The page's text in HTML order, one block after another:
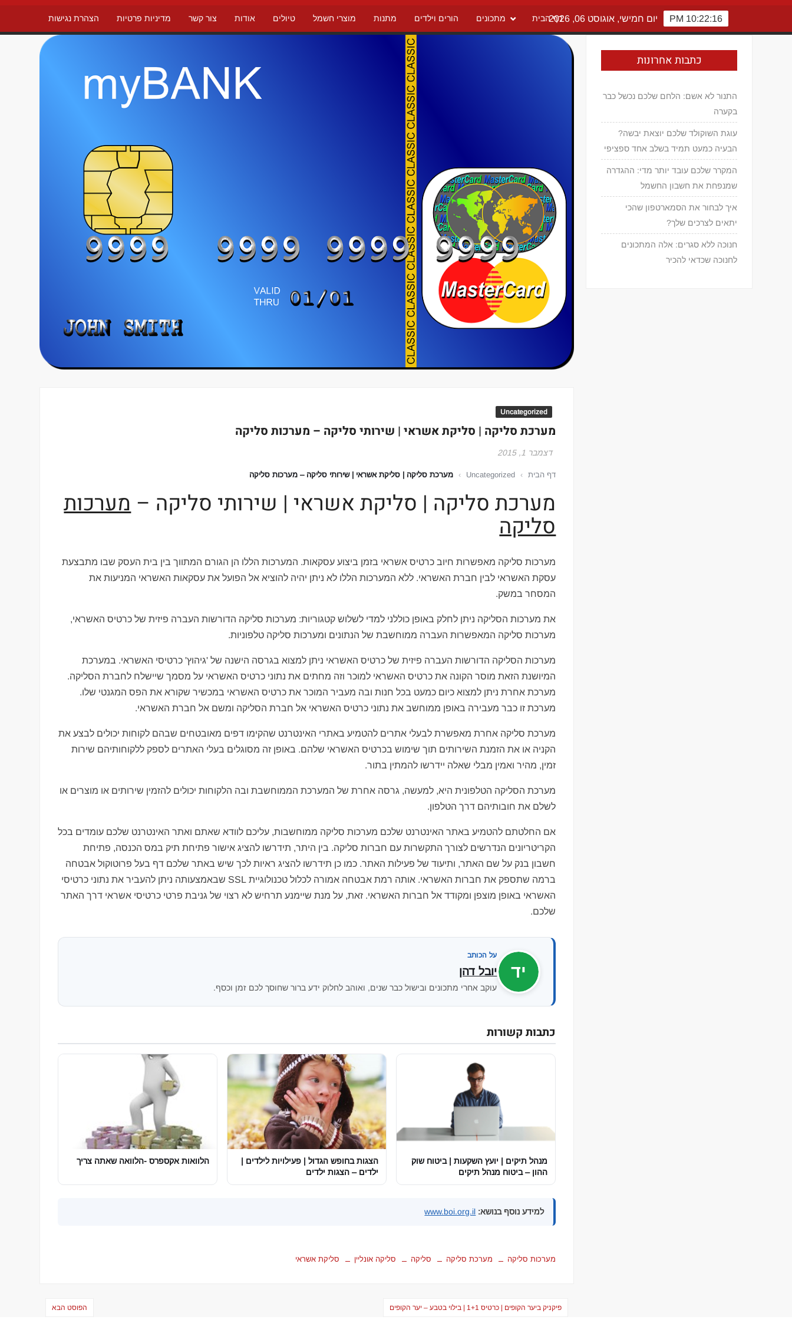
דף הבית מתכונים הורים וילדים מתנות מוצרי חשמל טיולים אודות צור קשר מדיניות פרטיות הצהרת נגישות 10:22:16 PM יום חמישי, אוגוסט 06, 2026
Uncategorized
מערכת סליקה | סליקת אשראי | שירותי סליקה – מערכות סליקה
דצמבר 1, 2015
דף הבית ›
Uncategorized
› מערכת סליקה | סליקת אשראי | שירותי סליקה – מערכות סליקה
מערכת סליקה | סליקת אשראי | שירותי סליקה –מערכות
סליקה
מערכות סליקה מאפשרות חיוב כרטיס אשראי בזמן ביצוע עסקאות. המערכות הללו הן הגורם המתווך בין בית העסק שבו מתבצעת
עסקת האשראי לבין חברת האשראי. ללא המערכות הללו לא ניתן יהיה להוציא אל הפועל את עסקאות האשראי המניעות את
המסחר במשק.
את מערכות הסליקה ניתן לחלק באופן כוללני למדי לשלוש קטגוריות: מערכות סליקה הדורשות העברה פיזית של כרטיס האשראי,
מערכות סליקה המאפשרות העברה ממוחשבת של הנתונים ומערכות סליקה טלפוניות.
מערכות הסליקה הדורשות העברה פיזית של כרטיס האשראי ניתן למצוא בגרסה הישנה של 'גיהוץ' כרטיסי האשראי. במערכת
המיושנת הזאת מוסר הקונה את כרטיס האשראי למוכר וזה מחתים את נתוני כרטיס האשראי על מסמך שיישלח לחברת הסליקה.
מערכת אחרת ניתן למצוא כיום כמעט בכל חנות ובה מעביר המוכר את כרטיס האשראי במכשיר שקורא את הפס המגנטי שלו.
מערכת זו כבר מעבירה באופן ממוחשב את נתוני כרטיס האשראי אל חברת הסליקה ומשם אל חברת האשראי.
מערכת סליקה אחרת מאפשרת לבעלי אתרים להטמיע באתרי האינטרנט שהקימו דפים מאובטחים שבהם לקוחות יכולים לבצע את
הקניה או את הזמנת השירותים תוך שימוש בכרטיס האשראי שלהם. באופן זה מסוגלים בעלי האתרים לספק ללקוחותיהם שירות
זמין, מהיר ואמין מבלי שאלה יידרשו להמתין בתור.
מערכת הסליקה הטלפונית היא, למעשה, גרסה אחרת של המערכת הממוחשבת ובה הלקוחות יכולים להזמין שירותים או מוצרים או
לשלם את חובותיהם דרך הטלפון.
אם החלטתם להטמיע באתר האינטרנט שלכם מערכות סליקה ממוחשבות, עליכם לוודא שאתם ואתר האינטרנט שלכם עומדים בכל
הקריטריונים הנדרשים לצורך התקשרות עם חברות סליקה. בין היתר, תידרשו להציג אישור פתיחת תיק במס הכנסה, פתיחת
חשבון בנק על שם האתר, ותיעוד של פעילות האתר. כמו כן תידרשו להציג ראיות לכך שיש באתר שלכם דף בעל פרוטוקול אבטחה
ברמה שתספק את חברות האשראי. אותה רמת אבטחה אמורה לכלול טכנולוגיית SSL שבאמצעותה ניתן להעביר את נתוני כרטיסי
האשראי באופן מוצפן ומקודד אל חברות האשראי. זאת, על מנת שיימנע תרחיש לא רצוי של גניבת פרטי כרטיסי אשראי דרך האתר
שלכם.
יד
על הכותב
יובל דהן
עוקב אחרי מתכונים ובישול כבר שנים, ואוהב לחלוק ידע ברור שחוסך לכם זמן וכסף.
כתבות קשורות
מנהל תיקים | יועץ השקעות | ביטוח שוק
ההון – ביטוח מנהל תיקים
הצגות בחופש הגדול | פעילויות לילדים |
ילדים – הצגות ילדים
הלוואות אקספרס -הלוואה שאתה צריך
למידע נוסף בנושא: www.boi.org.il
מערכות סליקה מערכת סליקה סליקה סליקה אונליין סליקת אשראי
ניווט
פיקניק ביער הקופים | כרטיס 1+1 | בילוי בטבע – יער הקופים הפוסט הבא
כתבות אחרונות
התנור לא אשם: הלחם שלכם נכשל כבר
בקערה
עוגת השוקולד שלכם יוצאת יבשה?
הבעיה כמעט תמיד בשלב אחד ספציפי
המקרר שלכם עובד יותר מדי: ההגדרה
שמנפחת את חשבון החשמל
איך לבחור את הסמארטפון שהכי
יתאים לצרכים שלך?
חנוכה ללא סגרים: אלה המתכונים
לחנוכה שכדאי להכיר